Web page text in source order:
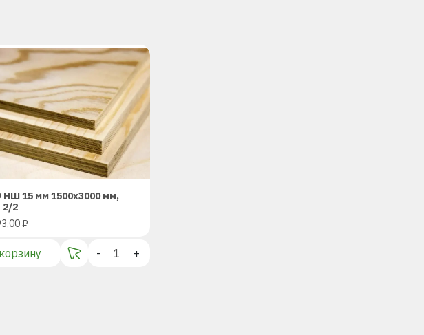
15 мм 1500х3000 мм,
2/2
₽
- +